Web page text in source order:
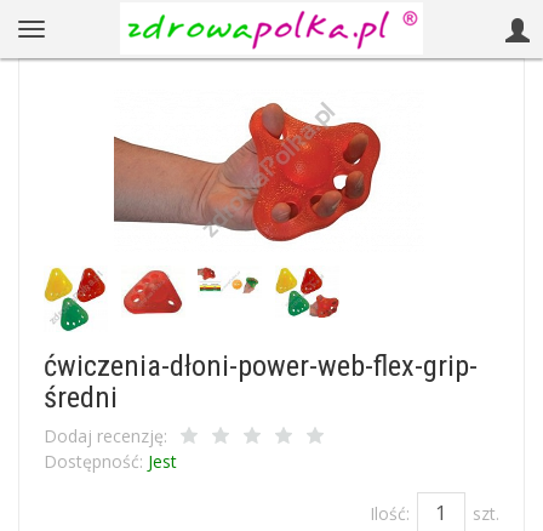
ćwiczenia-dłoni-power-web-flex-grip-
średni
Dodaj recenzję:
Dostępność: Jest
Ilość: szt.